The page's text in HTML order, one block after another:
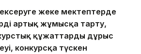
жеке мектептерде
артық жұмысқа тарту,
құжаттардың дұрыс
конкурсқа түскен